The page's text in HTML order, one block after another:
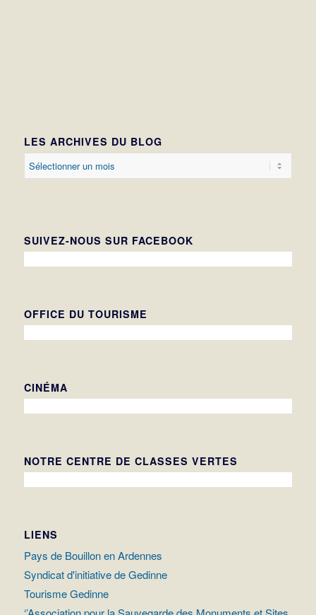
LES ARCHIVES DU BLOG
SUIVEZ-NOUS SUR FACEBOOK
OFFICE DU TOURISME
CINÉMA
NOTRE CENTRE DE CLASSES VERTES
LIENS
Pays de Bouillon en Ardennes
Syndicat d'initiative de Gedinne
Tourisme Gedinne